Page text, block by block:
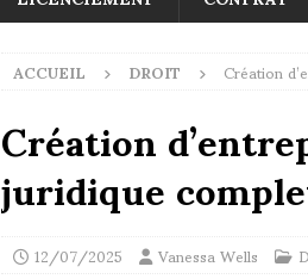
ACCUEIL DROIT Création
Création
juridique
12/07/2025 Vanessa Wells